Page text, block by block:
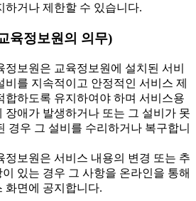
하거나 제한할 수 있습니다.
육정보원의 의무)
보원은 교육정보원에 설치된 서비
비를 지속적이고 안정적인 서비스 제
합하도록 유지하여야 하며 서비스용
장애가 발생하거나 또는 그 설비가 못
경우 그 설비를 수리하거나 복구합니
보원은 서비스 내용의 변경 또는 추
이 있는 경우 그 사항을 온라인을 통해
화면에 공지합니다.